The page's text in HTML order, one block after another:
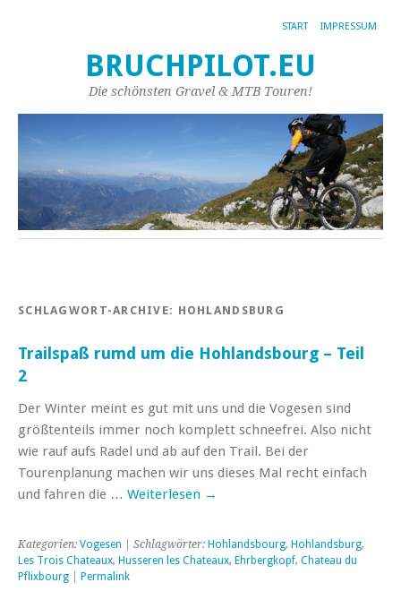
START IMPRESSUM
BRUCHPILOT.EU
Die schönsten Gravel & MTB Touren!
SCHLAGWORT-ARCHIVE: HOHLANDSBURG
Trailspaß rumd um die Hohlandsbourg – Teil
2
Der Winter meint es gut mit uns und die Vogesen sind
größtenteils immer noch komplett schneefrei. Also nicht
wie rauf aufs Radel und ab auf den Trail. Bei der
Tourenplanung machen wir uns dieses Mal recht einfach
und fahren die … Weiterlesen →
Kategorien: Vogesen | Schlagwörter: Hohlandsbourg, Hohlandsburg,
Les Trois Chateaux, Husseren les Chateaux, Ehrbergkopf, Chateau du
Pflixbourg
Permalink